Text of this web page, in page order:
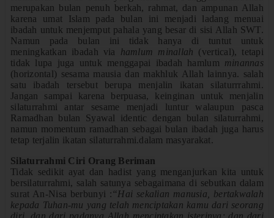
merupakan bulan penuh berkah, rahmat, dan ampunan Allah
karena umat Islam pada bulan ini menjadi ladang menuai
ibadah untuk menjemput pahala yang besar di sisi Allah SWT.
Namun pada bulan ini tidak hanya di tuntut untuk
meningkatkan ibadah via hamlum minallah (vertical), tetapi
tidak lupa juga untuk menggapai ibadah hamlum minannas
(horizontal) sesama mausia dan makhluk Allah lainnya. salah
satu ibadah tersebut berupa menjalin ikatan silaturrrahmi.
Jangan sampai karena berpuasa, keinginan untuk menjalin
silaturrahmi antar sesame menjadi luntur walaupun pasca
Ramadhan bulan Syawal identic dengan bulan silaturrahmi,
namun momentum ramadhan sebagai bulan ibadah juga harus
tetap terjalin ikatan silaturrahmi.dalam masyarakat.
Silaturrahmi Ciri Orang Beriman
Tidak sedikit ayat dan hadist yang menganjurkan kita untuk
bersilaturrahmi, salah satunya sebagaimana di sebutkan dalam
surat An-Nisa berbunyi : “Hai sekalian manusia, bertakwalah
kepada Tuhan-mu yang telah menciptakan kamu dari seorang
diri, dan dari padanya Allah menciptakan isterinya; dan dari